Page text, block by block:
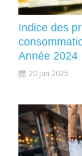
Indice des
Année 2024
20 Jan 2025